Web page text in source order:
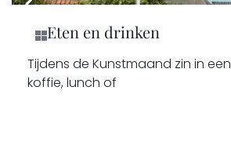
Eten en drinken
Tijdens de Kunstmaand zin in
koffie, lunch of